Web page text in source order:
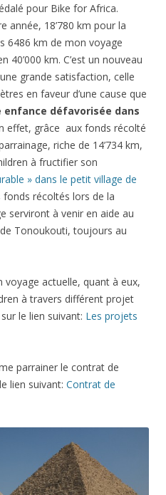
pour Bike for Africa.
année, 18’780 km pour la
6486 km de mon voyage
km. C’est un nouveau
grande satisfaction, celle
en faveur d’une cause que
enfance défavorisée dans
effet, grâce aux fonds récolté
riche de 14’734 km,
à fructifier son
» dans le petit village de
fonds récoltés lors de la
serviront à venir en aide au
Tonoukouti, toujours au
actuelle, quant à eux,
à travers différent projet
le lien suivant: Les projets
parrainer le contrat de
lien suivant: Contrat de